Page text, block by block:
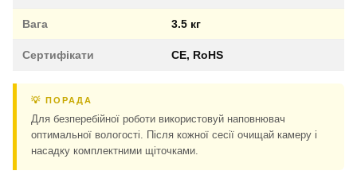
Вага 3.5 кг
Сертифікати CE, RoHS
💡 ПОРАДА
Для безперебійної роботи використовуй наповнювач
оптимальної вологості. Після кожної сесії очищай камеру і
насадку комплектними щіточками.